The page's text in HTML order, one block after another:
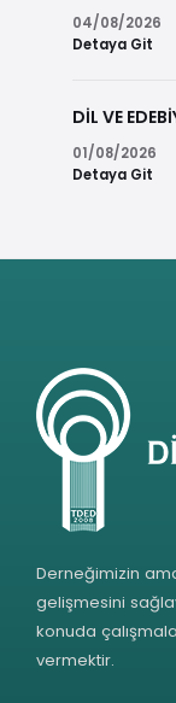
04/08/2026
Detaya Git
DİL VE
01/08/2026
Detaya Git
Derneğimizin
gelişmesini
konuda
vermektir.